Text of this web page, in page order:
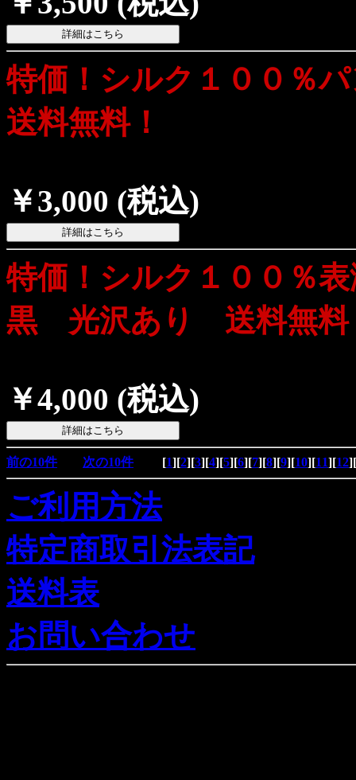
特価！シルク１００
送料無料！
￥3,000 (税込)
特価！シルク１０
黒 光沢あり 送料無
￥4,000 (税込)
前の10件 次の10件[1][2][3][4][5][6][7][8][9][10][11][12][
ご利用方法
特定商取引法表記
送料表
お問い合わせ